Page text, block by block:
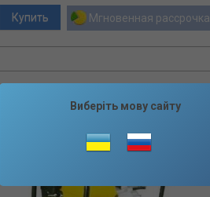
Мгновенная рассрочка
Виберіть мову сайту